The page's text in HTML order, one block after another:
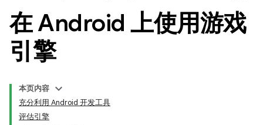
在 Android 上使用游戏
引擎
本页内容
充分利用 Android 开发工具
评估引擎